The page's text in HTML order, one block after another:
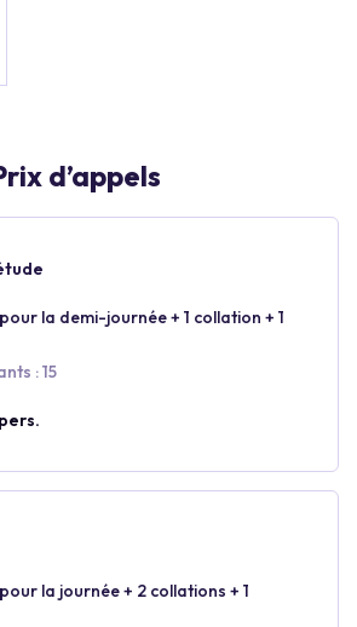
d’appels
la demi-journée + 1 collation + 1
: 15
la journée + 2 collations + 1